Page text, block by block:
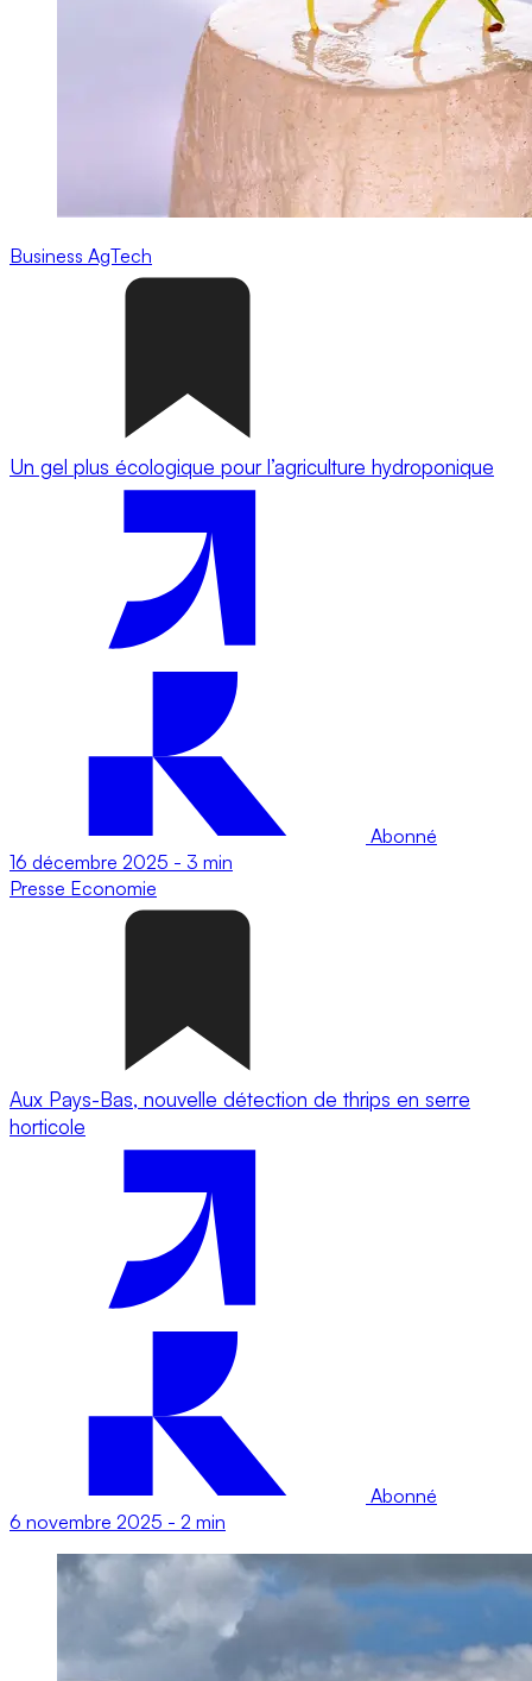
Business AgTech
Un gel plus écologique pour l’agriculture hydroponique
Abonné
16 décembre 2025 - 3 min
Presse Economie
Aux Pays-Bas, nouvelle détection de thrips en serre
horticole
Abonné
6 novembre 2025 - 2 min